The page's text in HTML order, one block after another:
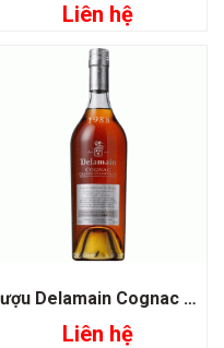
Liên hệ
Rượu Delamain Cognac Grande Champagne XO Vintage 1988
Liên hệ